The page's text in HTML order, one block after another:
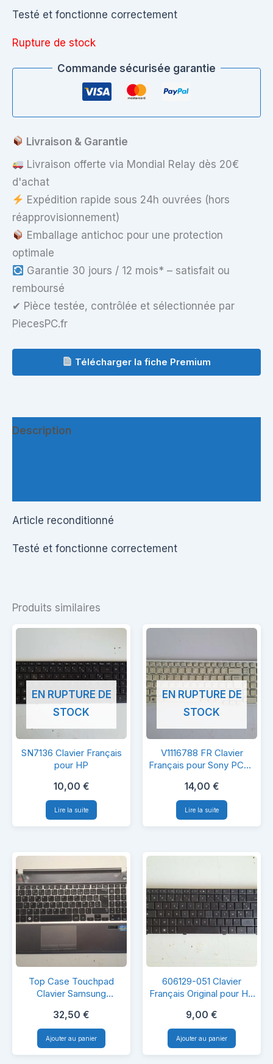
Testé et fonctionne correctement
Rupture de stock
Commande sécurisée garantie
Livraison & Garantie
Livraison offerte via Mondial Relay dès 20€
d'achat
Expédition rapide sous 24h ouvrées (hors
réapprovisionnement)
Emballage antichoc pour une protection
optimale
Garantie 30 jours / 12 mois* – satisfait ou
remboursé
✔ Pièce testée, contrôlée et sélectionnée par
PiecesPC.fr
Télécharger la fiche Premium
Description
Article reconditionné
Testé et fonctionne correctement
Produits similaires
SN7136
Clavier
Français
pour
HP
EN RUPTURE DE
STOCK
SN7136 Clavier Français
pour HP
10,00 €
Lire la suite
V1116788
FR
Clavier
Français
pour
PCG-
EN RUPTURE DE
STOCK
V1116788 FR Clavier
Français pour Sony PCG-
14,00 €
Lire la suite
Top
Case
Touchpad
Clavier
Samsung
Top Case Touchpad
Clavier Samsung
32,50 €
Ajouter au panier
606129-
051
Clavier
Français
Original
606129-051 Clavier
Français Original pour HP
9,00 €
Ajouter au panier